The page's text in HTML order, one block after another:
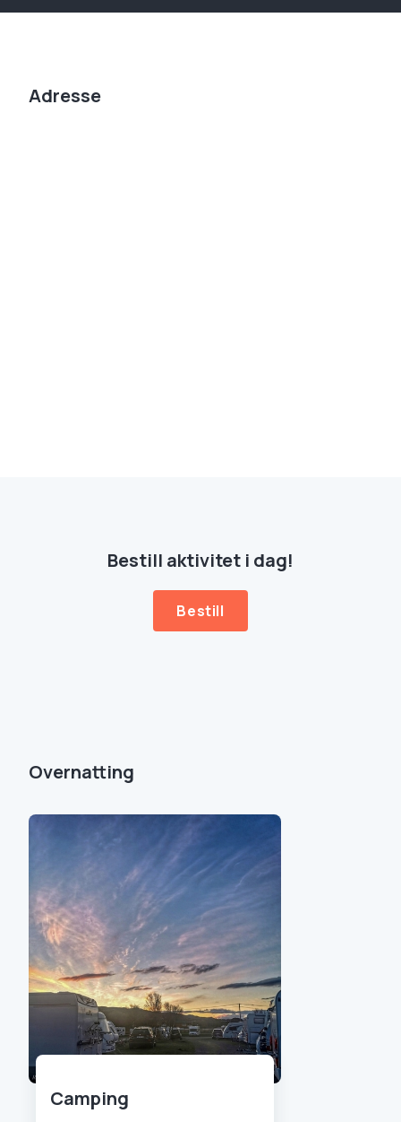
Adresse
Bestill aktivitet i dag!
Bestill
Overnatting
Camping